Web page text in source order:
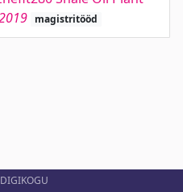
magistritööd